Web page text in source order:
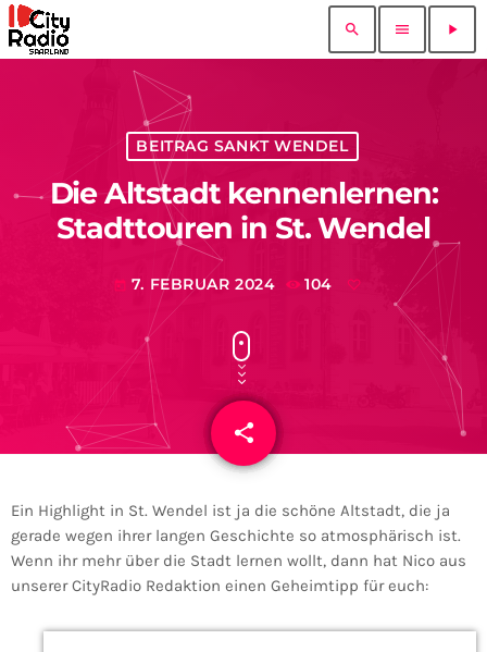
search menu play_arrow
BEITRAG SANKT WENDEL
Die Altstadt kennenlernen:
Stadttouren in St. Wendel
today 7. FEBRUAR 2024 104
share
email
Ein Highlight in St. Wendel ist ja die schöne Altstadt, die ja
gerade wegen ihrer langen Geschichte so atmosphärisch ist.
Wenn ihr mehr über die Stadt lernen wollt, dann hat Nico aus
unserer CityRadio Redaktion einen Geheimtipp für euch: